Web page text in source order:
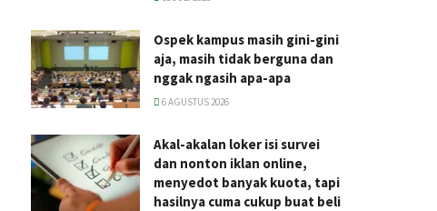
Ospek kampus masih gini-gini
aja, masih tidak berguna dan
nggak ngasih apa-apa
6 AGUSTUS 2026
Akal-akalan loker isi survei
dan nonton iklan online,
menyedot banyak kuota, tapi
hasilnya cuma cukup buat beli